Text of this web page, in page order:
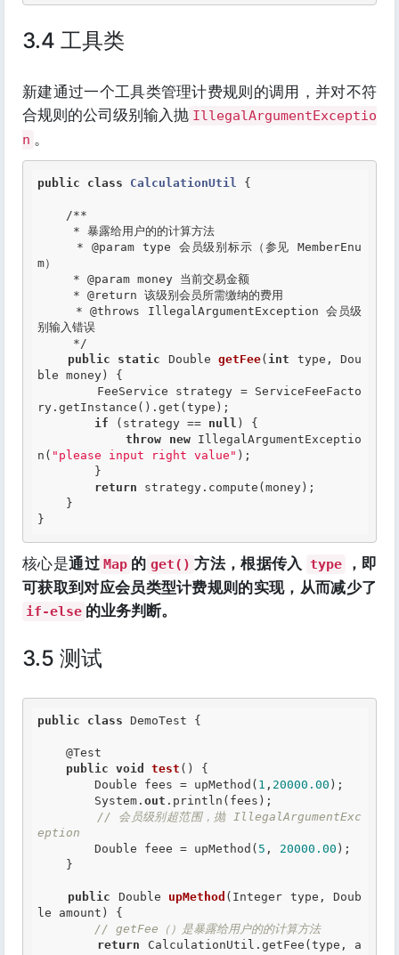
3.4 工具类
新建通过一个工具类管理计费规则的调用，并对不符
合规则的公司级别输入抛 IllegalArgumentExceptio
n 。
public class CalculationUtil {
/**
     *
@param type 会员级别标示（参见 MemberEnu
m）
     *
@param money 当前交易金额
     *
@return 该级别会员所需缴纳的费用
     *
@throws IllegalArgumentException 会员级
别输入错误
     */
public
static Double getFee( int type, Dou
ble money) {
ry.getInstance().get(type);
if (strategy == null ) {
throw
new IllegalArgumentExceptio
n( "please input right value" );
return strategy.compute(money);
}
核心是通过 Map 的 get() 方法，根据传入 type
，即
可获取到对应会员类型计费规则的实现，从而减少了
if-else 的业务判断。
3.5 测试
public class DemoTest {
public void test () {
        Double fees = upMethod(
1 , 20000.00 );
        System.
out .println(fees);
// 会员级别超范围，抛 IllegalArgumentExc
eption
        Double feee = upMethod(
5 , 20000.00 );
public Double upMethod (Integer type, Doub
le amount) {
// getFee（）是暴露给用户的的计算方法
return CalculationUtil.getFee(type, a